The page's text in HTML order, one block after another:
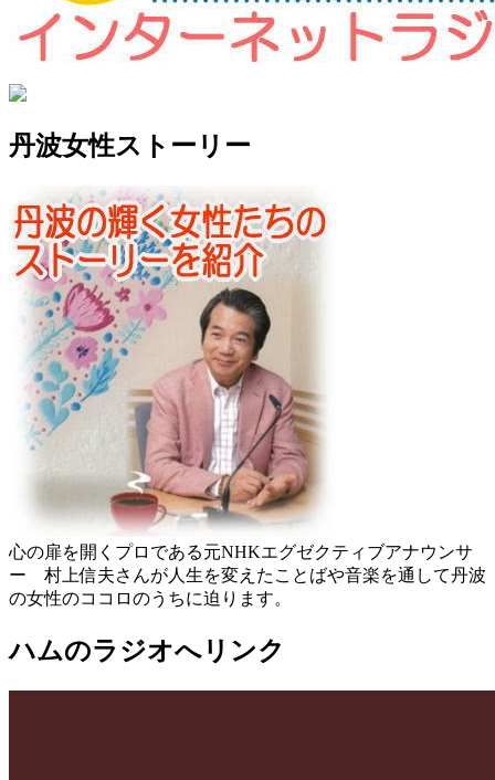
丹波女性ストーリー
心の扉を開くプロである元NHKエグゼクティブアナウンサ
ー 村上信夫さんが人生を変えたことばや音楽を通して丹波
の女性のココロのうちに迫ります。
ハムのラジオへリンク